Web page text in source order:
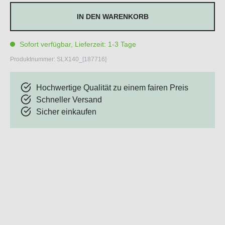
IN DEN WARENKORB
Sofort verfügbar, Lieferzeit: 1-3 Tage
Produktnummer: SLX140_[187716]
Hochwertige Qualität zu einem fairen Preis
Schneller Versand
Sicher einkaufen